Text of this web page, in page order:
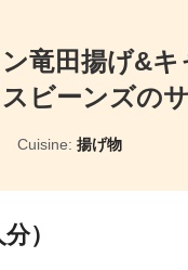
竜田揚げ&キ
ビーンズの
Cuisine: 揚げ物
）